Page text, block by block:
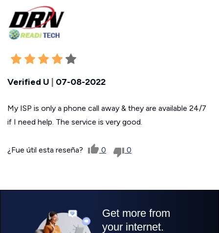
Verified U 07-08-2022
My ISP is only a phone call away & they are available 24/7
if I need help. The service is very good.
¿Fue útil esta reseña? 0 0